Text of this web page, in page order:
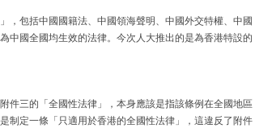
，包括中國國籍法、中國領海聲明、中國外交特權、中國
中國全國均生效的法律。今次人大推出的是為香港特設的
件三的「全國性法律」，本身應該是指該條例在全國地區
制定一條「只適用於香港的全國性法律」，這違反了附件